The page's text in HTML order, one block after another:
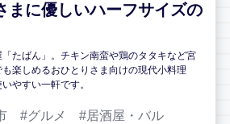
まに優しいハーフサイズの
たばん」。チキン南蛮や鶏のタタキなど宮
楽しめるおひとりさま向けの現代小料理
やすい一軒です。
グルメ 居酒屋・バル